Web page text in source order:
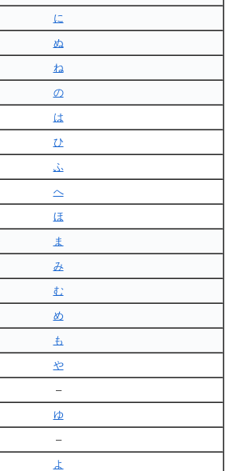
に
ぬ
ね
の
は
ひ
ふ
へ
ほ
ま
み
む
め
も
や
–
ゆ
–
よ